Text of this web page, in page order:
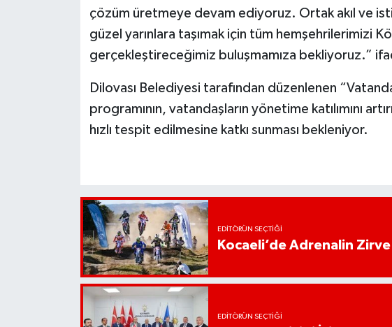
çözüm üretmeye devam ediyoruz. Ortak akıl ve
güzel yarınlara taşımak için tüm hemşehrilerimizi
gerçekleştireceğimiz buluşmamıza bekliyoruz.”
Dilovası Belediyesi tarafından düzenlenen
programının, vatandaşların yönetime katılımını
hızlı tespit edilmesine katkı sunması bekleniyor.
EDITÖRÜN SEÇTIĞI
Kocaeli’de Adrenalin
EDITÖRÜN SEÇTIĞI